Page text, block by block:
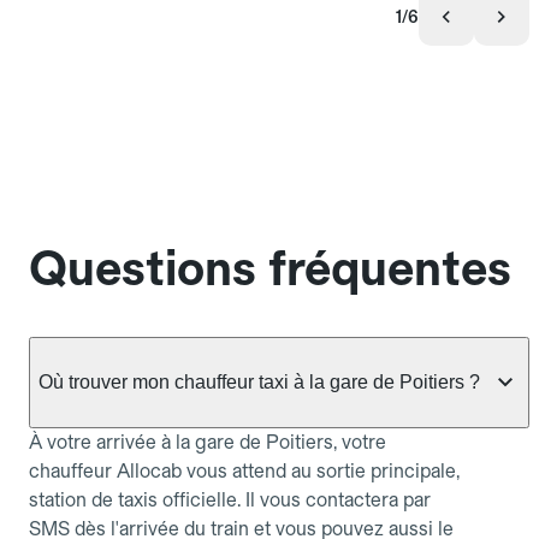
1/6
Questions fréquentes
Où trouver mon chauffeur taxi à la gare de Poitiers ?
À votre arrivée à la gare de Poitiers, votre
chauffeur Allocab vous attend au sortie principale,
station de taxis officielle. Il vous contactera par
SMS dès l'arrivée du train et vous pouvez aussi le